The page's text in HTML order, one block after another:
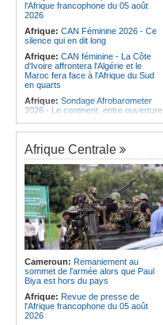
l'Afrique francophone du 05 août
2026
Afrique: CAN Féminine 2026 - Ce
silence qui en dit long
Afrique: CAN féminine - La Côte
d'Ivoire affrontera l'Algérie et le
Maroc fera face à l'Afrique du Sud
en quarts
Afrique: Sondage Afrobarometer
2026 - Le continent, entre ouverture
Afrique:L'Éthiopie accueillera la
76e session du Comité régional de
l'OMS pour le continent
Afrique:La chaîne Canal+ va
diffuser l'ensemble des coupes
d'Europe de football sur le continent
Afrique:Les soins de santé
passent aussi par les familles et les
communautés
Afrique:Distinction des leaders
africains et de la diaspora - Africa
Next Awards veut célébrer
l'excellence africaine à Paris
Afrique:Plus de 150 Angolais
bénéficient de bourses d'études de
troisième cycle au Royaume-Uni
Afrique Centrale
Cameroun: Remaniement au
sommet de l'armée alors que Paul
Biya est hors du pays
Afrique: Revue de presse de
l'Afrique francophone du 05 août
2026